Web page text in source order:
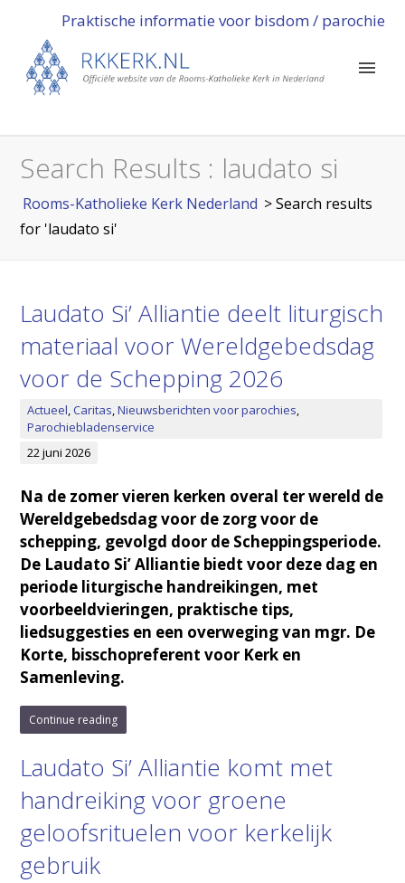
Praktische informatie voor bisdom / parochie
Search Results : laudato si
Rooms-Katholieke Kerk Nederland > Search results
for 'laudato si'
Laudato Si’ Alliantie deelt liturgisch
materiaal voor Wereldgebedsdag
voor de Schepping 2026
Actueel,Caritas,Nieuwsberichten voor parochies,
Parochiebladenservice
22 juni 2026
Na de zomer vieren kerken overal ter wereld de
Wereldgebedsdag voor de zorg voor de
schepping, gevolgd door de Scheppingsperiode.
De Laudato Si’ Alliantie biedt voor deze dag en
periode liturgische handreikingen, met
voorbeeldvieringen, praktische tips,
liedsuggesties en een overweging van mgr. De
Korte, bisschopreferent voor Kerk en
Samenleving.
Continue reading
Laudato Si’ Alliantie komt met
handreiking voor groene
geloofsrituelen voor kerkelijk
gebruik